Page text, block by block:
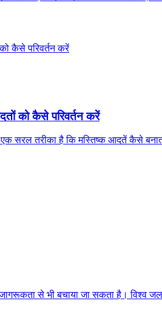
को कैसे परिवर्तन करें
सरल तरीका है कि मस्तिष्क आदतें कैसे
से भी बचाया जा सकता है। विश्व